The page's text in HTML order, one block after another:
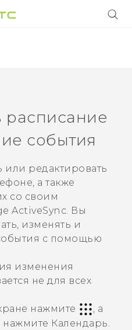
события
или редактировать
а также
со своим
ActiveSync Вы
изменять и
с помощью
изменения
не для всех
нажмите
, а
нажмите Календарь.